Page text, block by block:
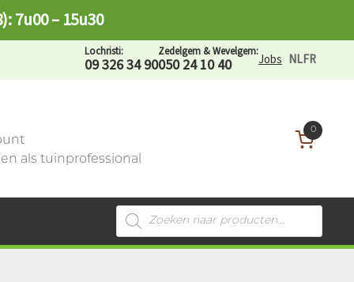
7u00 – 15u30
Lochristi:
09 326 34 90
Zedelgem & Wevelgem:
050 24 10 40 Jobs NLFR
als tuinprofessional
0
Producten
zoeken